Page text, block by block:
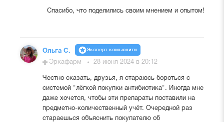
Спасибо, что поделились своим мнением и опытом!
Ольга С. Эксперт комьюнити
Эркафарм 28 июня 2024 в 20:12
Честно сказать, друзья, я стараюсь бороться с
системой "лёгкой покупки антибиотика". Иногда мне
даже хочется, чтобы эти препараты поставили на
предметно-количественный учёт. Очередной раз
стараешься объяснить покупателю об